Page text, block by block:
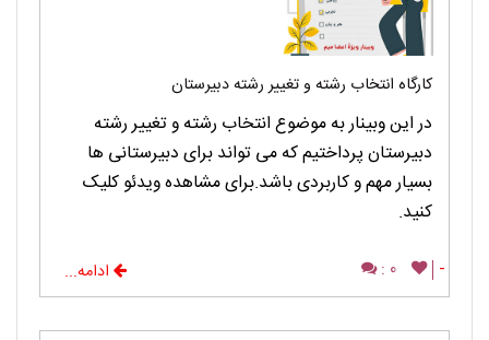
کارگاه انتخاب رشته و تغییر رشته دبیرستان
در این وبینار به موضوع انتخاب رشته و تغییر رشته
دبیرستان پرداختیم که می تواند برای دبیرستانی ها
بسیار مهم و کاربردی باشد.برای مشاهده ویدئو کلیک
کنید.
-
0 : ادامه...